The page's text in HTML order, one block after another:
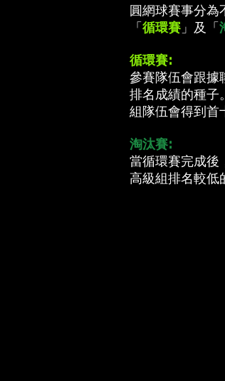
圓網球賽事分為
「 循環賽 」及「
循環賽:
參賽隊伍會跟據
排名成績的種子
組隊伍會得到首
淘汰賽:
當循環賽完成後
高級組排名較低